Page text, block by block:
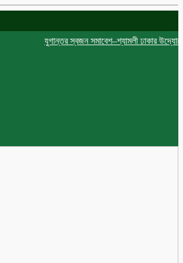
যুগান্তর স্বজন সমাবেশ–শ্যামলী ঢাকার উদ্যোগে